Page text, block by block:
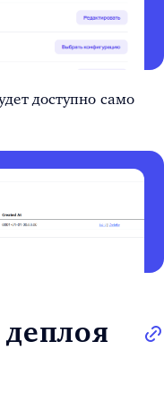
доступно само